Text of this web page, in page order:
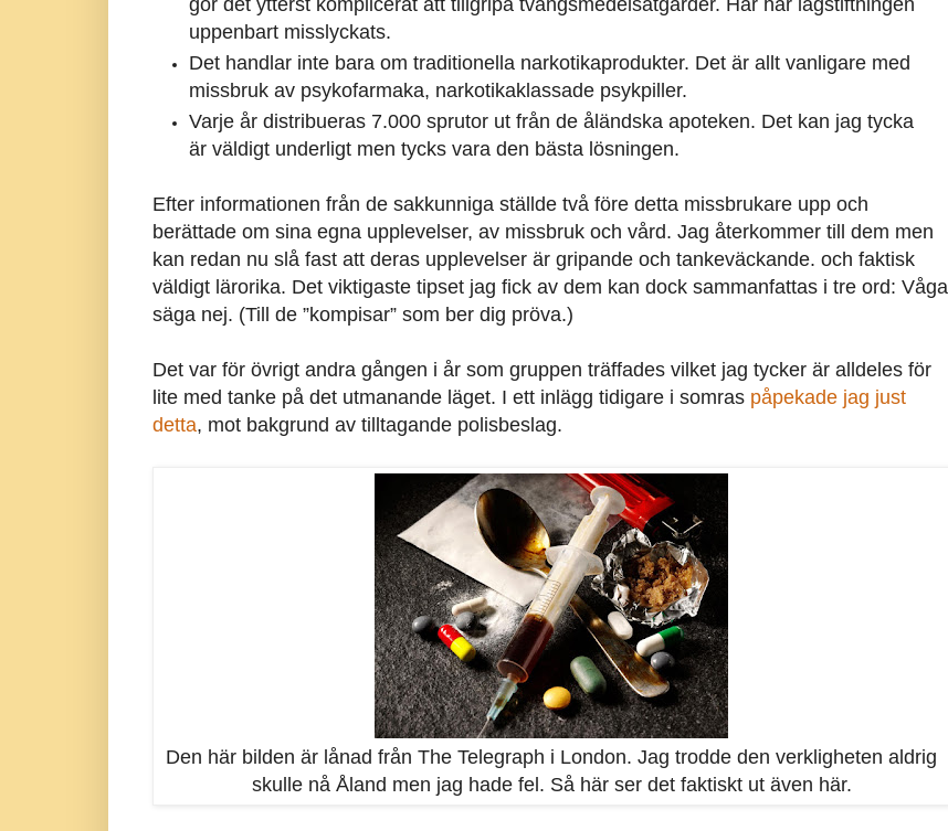
uppenbart misslyckats.
Det handlar inte bara om traditionella narkotikaprodukter. Det är allt vanligare med
missbruk av psykofarmaka, narkotikaklassade psykpiller.
Varje år distribueras 7.000 sprutor ut från de åländska apoteken. Det kan jag tycka
är väldigt underligt men tycks vara den bästa lösningen.
Efter informationen från de sakkunniga ställde två före detta missbrukare upp och
berättade om sina egna upplevelser, av missbruk och vård. Jag återkommer till dem men
kan redan nu slå fast att deras upplevelser är gripande och tankeväckande. och faktisk
väldigt lärorika. Det viktigaste tipset jag fick av dem kan dock sammanfattas i tre ord: Våga
säga nej. (Till de ”kompisar” som ber dig pröva.)
Det var för övrigt andra gången i år som gruppen träffades vilket jag tycker är alldeles för
lite med tanke på det utmanande läget. I ett inlägg tidigare i somras påpekade jag just
detta, mot bakgrund av tilltagande polisbeslag.
Den här bilden är lånad från The Telegraph i London. Jag trodde den verkligheten aldrig
skulle nå Åland men jag hade fel. Så här ser det faktiskt ut även här.